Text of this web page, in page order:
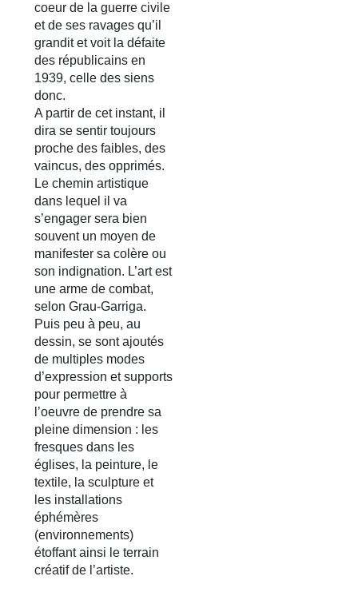
coeur de la guerre civile
et de ses ravages qu’il
grandit et voit la défaite
des républicains en
1939, celle des siens
donc.
A partir de cet instant, il
dira se sentir toujours
proche des faibles, des
vaincus, des opprimés.
Le chemin artistique
dans lequel il va
s’engager sera bien
souvent un moyen de
manifester sa colère ou
son indignation. L’art est
une arme de combat,
selon Grau-Garriga.
Puis peu à peu, au
dessin, se sont ajoutés
de multiples modes
d’expression et supports
pour permettre à
l’oeuvre de prendre sa
pleine dimension : les
fresques dans les
églises, la peinture, le
textile, la sculpture et
les installations
éphémères
(environnements)
étoffant ainsi le terrain
créatif de l’artiste.